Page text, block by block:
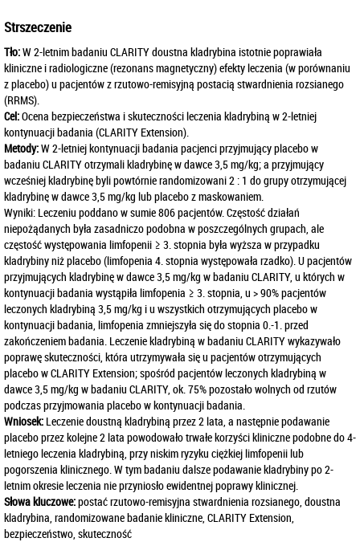
Strszeczenie
Tło:W 2-letnim badaniu CLARITY doustna kladrybina istotnie poprawiała
kliniczne i radiologiczne (rezonans magnetyczny) efekty leczenia (w porównaniu
z placebo) u pacjentów z rzutowo-remisyjną postacią stwardnienia rozsianego
(RRMS).
Cel:Ocena bezpieczeństwa i skuteczności leczenia kladrybiną w 2-letniej
kontynuacji badania (CLARITY Extension).
Metody:W 2-letniej kontynuacji badania pacjenci przyjmujący placebo w
badaniu CLARITY otrzymali kladrybinę w dawce 3,5 mg/kg; a przyjmujący
wcześniej kladrybinę byli powtórnie randomizowani 2 : 1 do grupy otrzymującej
kladrybinę w dawce 3,5 mg/kg lub placebo z maskowaniem.
Wyniki: Leczeniu poddano w sumie 806 pacjentów. Częstość działań
niepożądanych była zasadniczo podobna w poszczególnych grupach, ale
częstość występowania limfopenii ≥ 3. stopnia była wyższa w przypadku
kladrybiny niż placebo (limfopenia 4. stopnia występowała rzadko). U pacjentów
przyjmujących kladrybinę w dawce 3,5 mg/kg w badaniu CLARITY, u których w
kontynuacji badania wystąpiła limfopenia ≥ 3. stopnia, u > 90% pacjentów
leczonych kladrybiną 3,5 mg/kg i u wszystkich otrzymujących placebo w
kontynuacji badania, limfopenia zmniejszyła się do stopnia 0.-1. przed
zakończeniem badania. Leczenie kladrybiną w badaniu CLARITY wykazywało
poprawę skuteczności, która utrzymywała się u pacjentów otrzymujących
placebo w CLARITY Extension; spośród pacjentów leczonych kladrybiną w
dawce 3,5 mg/kg w badaniu CLARITY, ok. 75% pozostało wolnych od rzutów
podczas przyjmowania placebo w kontynuacji badania.
Wniosek: Leczenie doustną kladrybiną przez 2 lata, a następnie podawanie
placebo przez kolejne 2 lata powodowało trwałe korzyści kliniczne podobne do 4-
letniego leczenia kladrybiną, przy niskim ryzyku ciężkiej limfopenii lub
pogorszenia klinicznego. W tym badaniu dalsze podawanie kladrybiny po 2-
letnim okresie leczenia nie przyniosło ewidentnej poprawy klinicznej.
Słowa kluczowe:postać rzutowo-remisyjna stwardnienia rozsianego, doustna
kladrybina, randomizowane badanie kliniczne, CLARITY Extension,
bezpieczeństwo, skuteczność